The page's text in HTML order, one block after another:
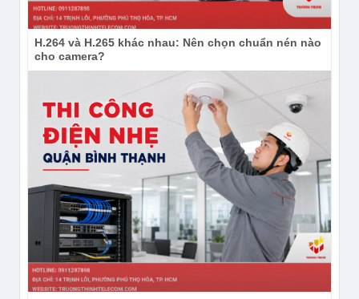
H.264 và H.265 khác nhau: Nên chọn chuẩn nén nào
cho camera?